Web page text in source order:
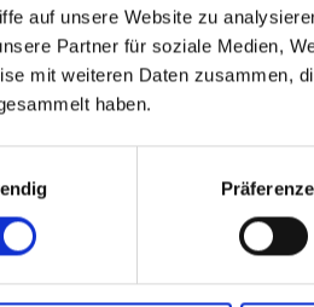
auf unsere Website zu
Partner für soziale Medien,
mit weiteren Daten zusammen,
haben.
Aktuelle Jobs
Standorte